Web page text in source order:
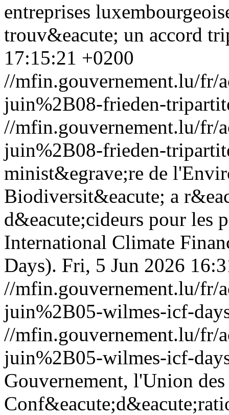
entreprises
trouv&eacute; un accord
17:15:21 +0200
//mfin.gouvernement.lu/fr/
juin%2B08-frieden-
//mfin.gouvernement.lu/fr/
juin%2B08-frieden-
minist&egrave;re de
Biodiversit&eacute; a
d&eacute;cideurs pour les
International Climate
Days). Fri, 5 Jun 2026
//mfin.gouvernement.lu/fr/
juin%2B05-wilmes-icf-
//mfin.gouvernement.lu/fr/
juin%2B05-wilmes-icf-
Gouvernement, l'Union